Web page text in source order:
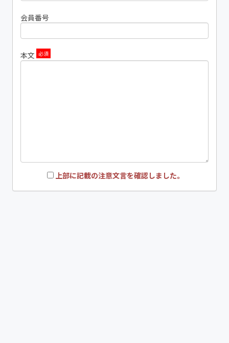
会員番号
本文
上部に記載の注意文言を確認しました。